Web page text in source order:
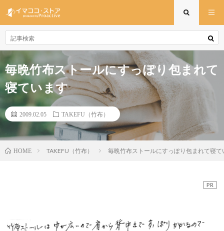
毎晩竹布ストールにすっぽり包まれて
寝ています
2009.02.05 TAKEFU（竹布）
HOME TAKEFU（竹布） 毎晩竹布ストールにすっぽり包まれて寝て
PR